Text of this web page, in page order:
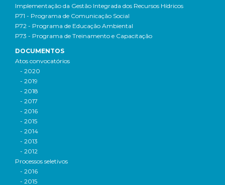
Implementação da Gestão Integrada dos Recursos Hídricos
P71 - Programa de Comunicação Social
P72 - Programa de Educação Ambiental
P73 - Programa de Treinamento e Capacitação
DOCUMENTOS
Atos convocatórios
- 2020
- 2019
- 2018
- 2017
- 2016
- 2015
- 2014
- 2013
- 2012
Processos seletivos
- 2016
- 2015